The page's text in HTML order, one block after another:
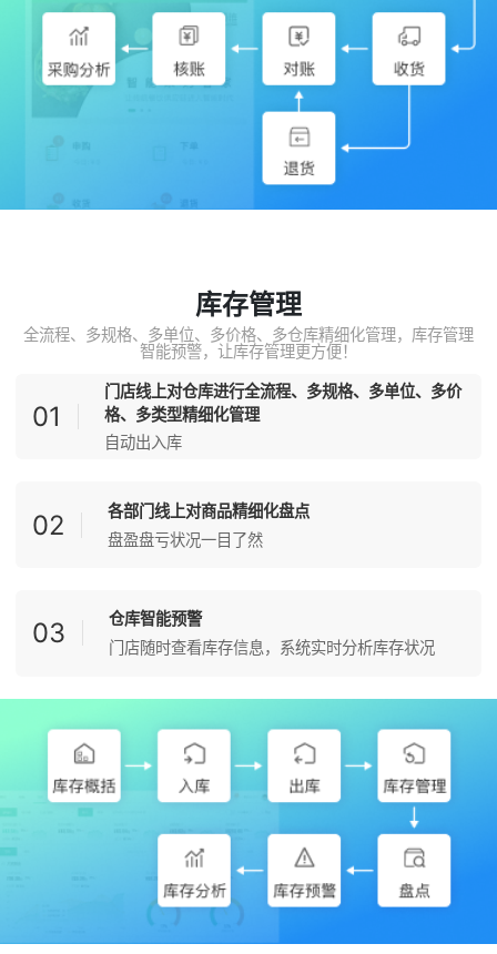
库存管理
全流程、多规格、多单位、多价格、多仓库精细化管理，库存管理
智能预警，让库存管理更方便！
01
门店线上对仓库进行全流程、多规格、多单位、多价
格、多类型精细化管理
自动出入库
02
各部门线上对商品精细化盘点
盘盈盘亏状况一目了然
03
仓库智能预警
门店随时查看库存信息，系统实时分析库存状况